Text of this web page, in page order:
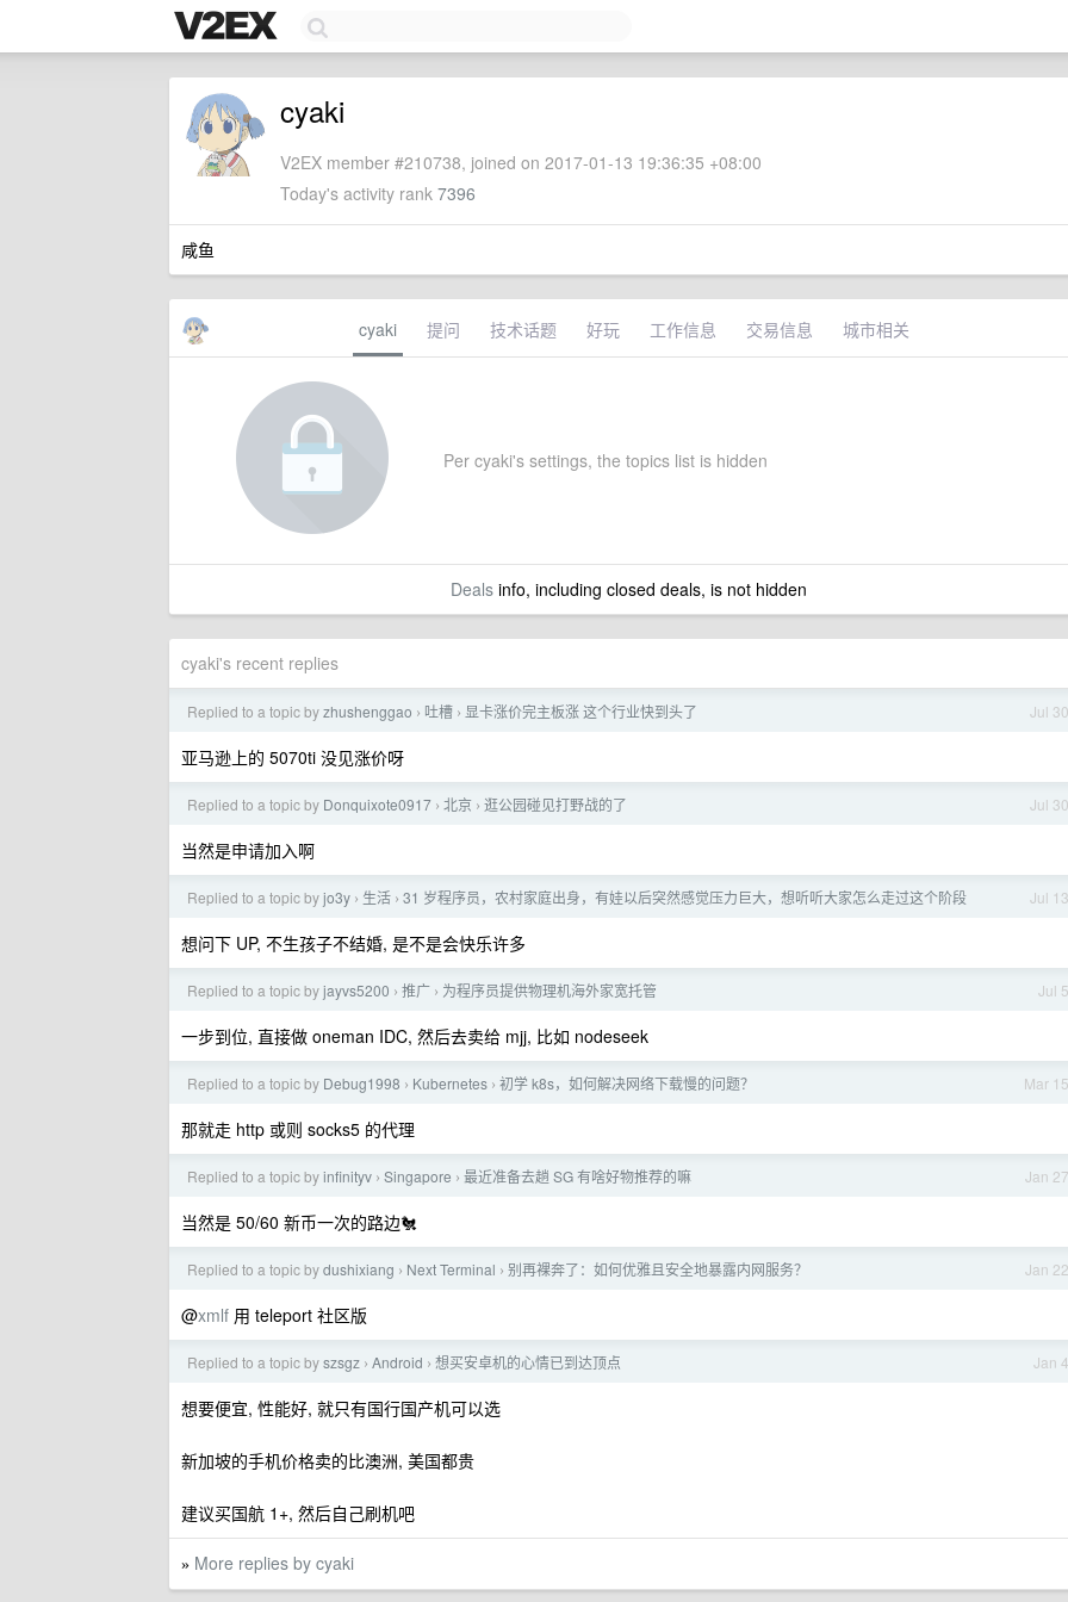
cyaki
V2EX member #210738, joined on 2017-01-13 19:36:35 +08:00
Today's activity rank 7396
咸鱼
cyaki 提问 技术话题 好玩 工作信息 交易信息 城市相关
Per cyaki's settings, the topics list is hidden
Dealsinfo, including closed deals, is not hidden
cyaki's recent replies
Jul 30
Replied to a topic byzhushenggao › 吐槽 › 显卡涨价完主板涨 这个行业快到头了
亚马逊上的 5070ti 没见涨价呀
Jul 30
Replied to a topic by Donquixote0917 › 北京 › 逛公园碰见打野战的了
当然是申请加入啊
Jul 13
Replied to a topic byjo3y › 生活 › 31 岁程序员，农村家庭出身，有娃以后突然感觉压力巨大，想听听大家怎么走过这个阶段
想问下 UP, 不生孩子不结婚, 是不是会快乐许多
Jul 5
Replied to a topic byjayvs5200 › 推广 › 为程序员提供物理机海外家宽托管
一步到位, 直接做 oneman IDC, 然后去卖给 mjj, 比如 nodeseek
Mar 15
Replied to a topic by Debug1998 › Kubernetes › 初学 k8s，如何解决网络下载慢的问题？
那就走 http 或则 socks5 的代理
Jan 27
Replied to a topic byinfinityv › Singapore › 最近准备去趟 SG 有啥好物推荐的嘛
当然是 50/60 新币一次的路边🐔
Jan 22
Replied to a topic bydushixiang › Next Terminal › 别再裸奔了：如何优雅且安全地暴露内网服务？
@xmlf 用 teleport 社区版
Jan 4
Replied to a topic byszsgz › Android › 想买安卓机的心情已到达顶点
想要便宜, 性能好, 就只有国行国产机可以选
新加坡的手机价格卖的比澳洲, 美国都贵
建议买国航 1+, 然后自己刷机吧
» More replies by cyaki